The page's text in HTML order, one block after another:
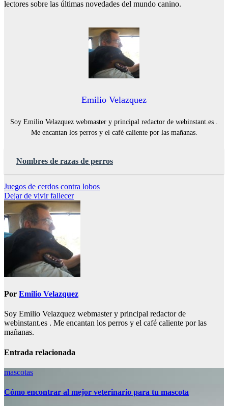
lectores sobre las últimas novedades del mundo canino.
Emilio Velazquez
Soy Emilio Velazquez webmaster y principal redactor de webinstant.es .
Me encantan los perros y el café caliente por las mañanas.
Nombres de razas de perros
Navegación
de
entradas
Juegos de cerdos contra lobos
Dejar de vivir fallecer
Por Emilio Velazquez
Soy Emilio Velazquez webmaster y principal redactor de
webinstant.es . Me encantan los perros y el café caliente por las
mañanas.
Entrada relacionada
mascotas
Cómo encontrar al mejor veterinario para tu mascota